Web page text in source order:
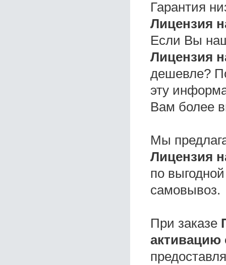
Гарантия
Лицензия
Если Вы
Лицензия
дешевле?
эту
Вам более
Мы
Лицензия
по
самовывоз.
При заказе
активацию